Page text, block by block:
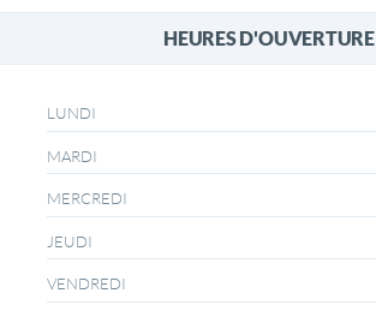
HEURES D'OUVERTURE
LUNDI
MARDI
MERCREDI
JEUDI
VENDREDI